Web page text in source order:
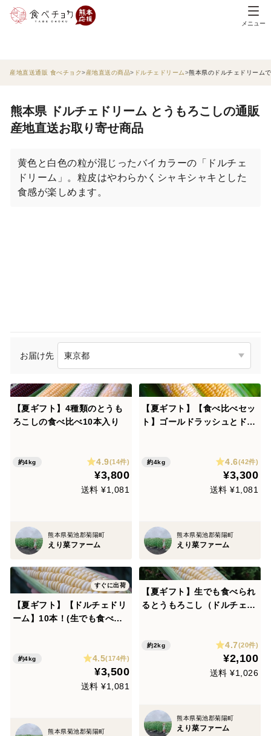
メニュー
産地直送通販 食べチョク 産地直送の商品 ドルチェドリーム 熊本県のドルチェドリーム
熊本県 ドルチェドリーム とうもろこしの通販
産地直送お取り寄せ商品
黄色と白色の粒が混じったバイカラーの「ドルチェ
ドリーム」。粒皮はやわらかくシャキシャキとした
食感が楽しめます。
お届け先
【夏ギフト】4種類のとうも
ろこしの食べ比べ10本入り
約4kg 4.9(14件)
¥3,800
送料 ¥1,081
熊本県菊池郡菊陽町
えり菜ファーム
【夏ギフト】【食べ比べセッ
ト】ゴールドラッシュとドル
約4kg 4.6(42件)
¥3,300
送料 ¥1,081
熊本県菊池郡菊陽町
えり菜ファーム
すぐに出荷
【夏ギフト】【ドルチェドリ
ーム】10本！(生でも食べら
約4kg 4.5(174件)
¥3,500
送料 ¥1,081
熊本県菊池郡菊陽町
【夏ギフト】生でも食べられ
るとうもろこし（ドルチェド
約2kg 4.7(20件)
¥2,100
送料 ¥1,026
熊本県菊池郡菊陽町
えり菜ファーム